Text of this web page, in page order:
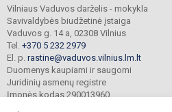
Vilniaus Vaduvos darželis - mokykla
Savivaldybės biudžetinė įstaiga
Vaduvos g. 14 a, 02308 Vilnius
Tel. +370 5 232 2979
El. p. rastine@vaduvos.vilnius.lm.lt
Duomenys kaupiami ir saugomi
Juridinių asmenų registre
Įmonės kodas 290013960